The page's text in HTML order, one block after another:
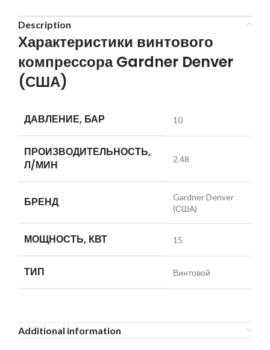
Description
Характеристики винтового
компрессора Gardner Denver
(США)
ДАВЛЕНИЕ, БАР 10
ПРОИЗВОДИТЕЛЬНОСТЬ,
Л/МИН
2.48
БРЕНД
Gardner Denver
(США)
МОЩНОСТЬ, КВТ 15
ТИП Винтовой
Additional information